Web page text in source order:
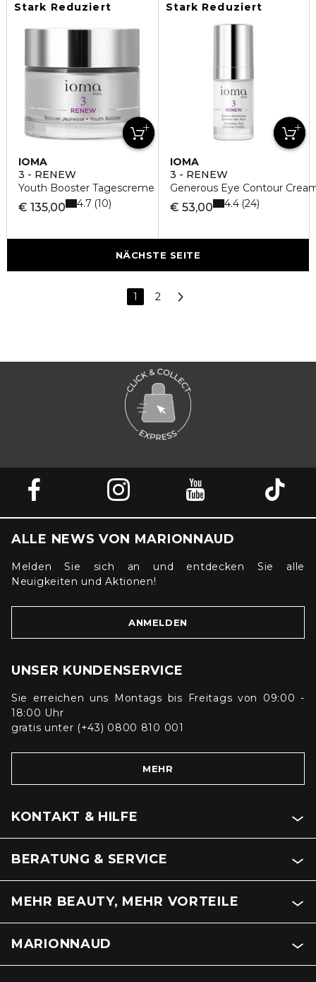
Stark Reduziert
IOMA
3 - RENEW
Youth Booster Tagescreme
€ 135,00 4.7 10
Stark Reduziert
IOMA
3 - RENEW
Generous Eye Contour
€ 53,00 4.4 24
NÄCHSTE SEITE
1 2
ALLE NEWS VON MARIONNAUD
Melden Sie sich an und entdecken Sie alle
Neuigkeiten und Aktionen!
ANMELDEN
UNSER KUNDENSERVICE
Sie erreichen uns Montags bis Freitags von 09:00 -
18:00 Uhr
gratis unter (+43) 0800 810 001
MEHR
KONTAKT & HILFE
BERATUNG & SERVICE
MEHR BEAUTY, MEHR VORTEILE
MARIONNAUD